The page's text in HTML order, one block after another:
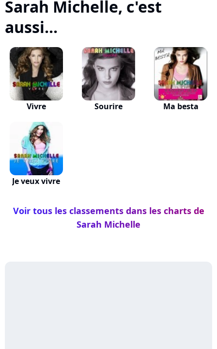
Sarah Michelle, c'est
aussi...
Vivre Sourire Ma besta
Je veux vivre
Voir tous les classements dans les charts de
Sarah Michelle